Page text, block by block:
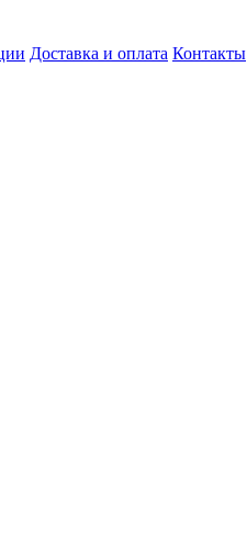
Доставка и оплата Контакты